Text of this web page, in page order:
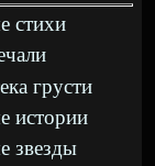
стихи
грусти
истории
звезды